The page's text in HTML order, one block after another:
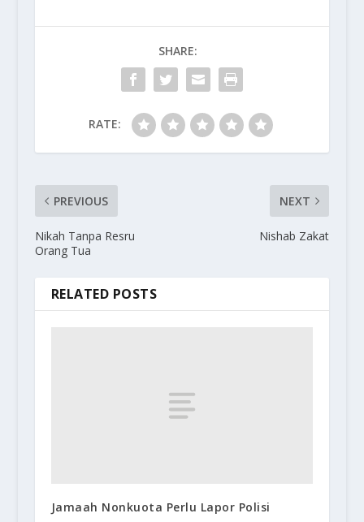
SHARE:
RATE:
PREVIOUS
Nikah Tanpa Resru
Orang Tua
NEXT
Nishab Zakat
RELATED POSTS
Jamaah Nonkuota Perlu Lapor Polisi